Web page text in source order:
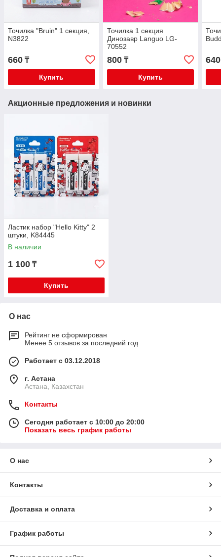
Точилка "Bruin" 1 секция,
N3822
660 ₸
Купить
Точилка 1 секция
Динозавр Languo LG-
70552
800₸
Купить
640
Акционные предложения и новинки
Ластик набор "Hello Kitty" 2
штуки, K84445
В наличии
1 100 ₸
Купить
О нас
Рейтинг не сформирован
Менее 5 отзывов за последний год
Работает с 03.12.2018
г. Астана
Астана, Казахстан
Контакты
Сегодня работает с 10:00 до 20:00
Показать весь график работы
О нас
Контакты
Доставка и оплата
График работы